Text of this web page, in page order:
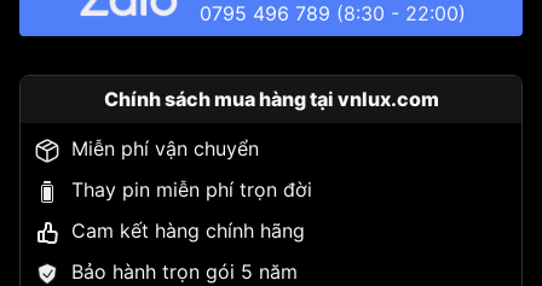
0795 496 789 (8:30 - 22:00)
Chính sách mua hàng tại vnlux.com
Miễn phí vận chuyển
Thay pin miễn phí trọn đời
Cam kết hàng chính hãng
Bảo hành trọn gói 5 năm